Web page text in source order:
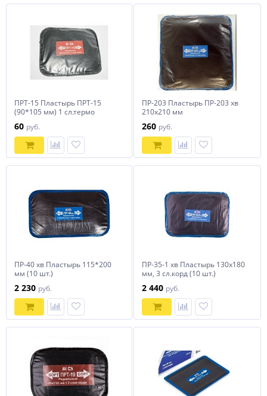
ПРТ-15 Пластырь ПРТ-15
(90*105 мм) 1 сл.термо
60 руб.
ПР-203 Пластырь ПР-203 хв
210х210 мм
260 руб.
ПР-40 хв Пластырь 115*200
мм (10 шт.)
2 230 руб.
ПР-35-1 хв Пластырь 130х180
мм, 3 сл.корд (10 шт.)
2 440 руб.